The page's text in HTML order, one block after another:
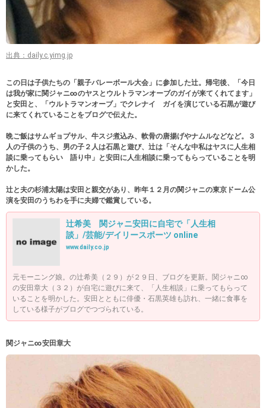
出典：daily.c.yimg.jp
この日は子供たちの「親子バレーボール大会」に参加した辻。帰宅後、「今日
は我が家に関ジャニ∞のヤスとウルトラマンオーブのガイが来てくれてます」
と安田と、「ウルトラマンオーブ」でクレナイ ガイを演じている石黒が遊び
に来てくれていることをブログで伝えた。
晩ご飯はサムギョプサル、牛スジ煮込み、軟骨の唐揚げやナムルなどなど。３
人の子供のうち、男の子２人は石黒と遊び、辻は「そんな中私はヤスに人生相
談に乗ってもらい 語り中」と安田に人生相談に乗ってもらっていることを明
かした。
辻と夫の杉浦太陽は安田と親交があり、昨年１２月の関ジャニの東京ドーム公
演を安田のうちわを手に夫婦で鑑賞している。
辻希美 関ジャニ安田に自宅で「人生相
談」/芸能/デイリースポーツ online
www.daily.co.jp
元モーニング娘。の辻希美（２９）が２９日、ブログを更新。関ジャニ∞
の安田章大（３２）が自宅に遊びに来て、「人生相談」に乗ってもらって
いることを明かした。安田とともに俳優・石黒英雄も訪れ、一緒に食事を
している様子がブログでつづられている。
関ジャニ∞安田章大